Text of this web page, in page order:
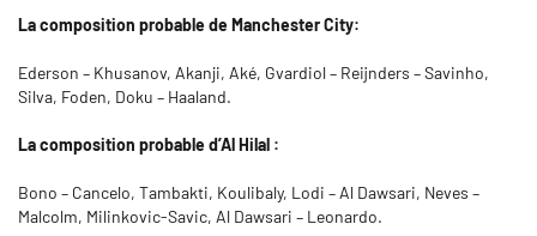
La composition probable de Manchester City:
Ederson – Khusanov, Akanji, Aké, Gvardiol – Reijnders – Savinho,
Silva, Foden, Doku – Haaland.
La composition probable d’Al Hilal :
Bono – Cancelo, Tambakti, Koulibaly, Lodi – Al Dawsari, Neves –
Malcolm, Milinkovic-Savic, Al Dawsari – Leonardo.